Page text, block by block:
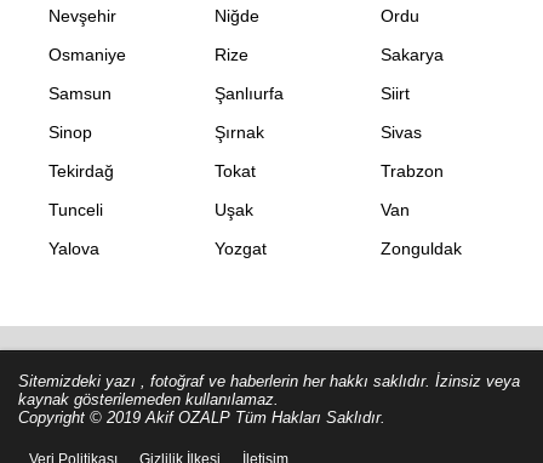
Nevşehir
Niğde
Ordu
Osmaniye
Rize
Sakarya
Samsun
Şanlıurfa
Siirt
Sinop
Şırnak
Sivas
Tekirdağ
Tokat
Trabzon
Tunceli
Uşak
Van
Yalova
Yozgat Zonguldak
Sitemizdeki yazı , fotoğraf ve haberlerin her hakkı saklıdır. İzinsiz veya
kaynak gösterilemeden kullanılamaz.
Copyright © 2019 Akif OZALP Tüm Hakları Saklıdır.
Veri Politikası Gizlilik İlkesi İletişim